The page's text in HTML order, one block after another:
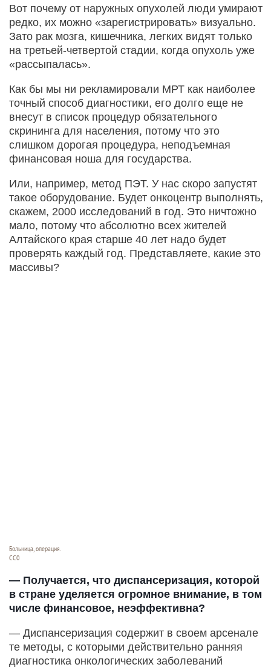
Вот почему от наружных опухолей люди умирают
редко, их можно «зарегистрировать» визуально.
Зато рак мозга, кишечника, легких видят только
на третьей-четвертой стадии, когда опухоль уже
«рассыпалась».
Как бы мы ни рекламировали МРТ как наиболее
точный способ диагностики, его долго еще не
внесут в список процедур обязательного
скрининга для населения, потому что это
слишком дорогая процедура, неподъемная
финансовая ноша для государства.
Или, например, метод ПЭТ. У нас скоро запустят
такое оборудование. Будет онкоцентр выполнять,
скажем, 2000 исследований в год. Это ничтожно
мало, потому что абсолютно всех жителей
Алтайского края старше 40 лет надо будет
проверять каждый год. Представляете, какие это
массивы?
Больница, операция.
CC0
— Получается, что диспансеризация, которой
в стране уделяется огромное внимание, в том
числе финансовое, неэффективна?
— Диспансеризация содержит в своем арсенале
те методы, с которыми действительно ранняя
диагностика онкологических заболеваний